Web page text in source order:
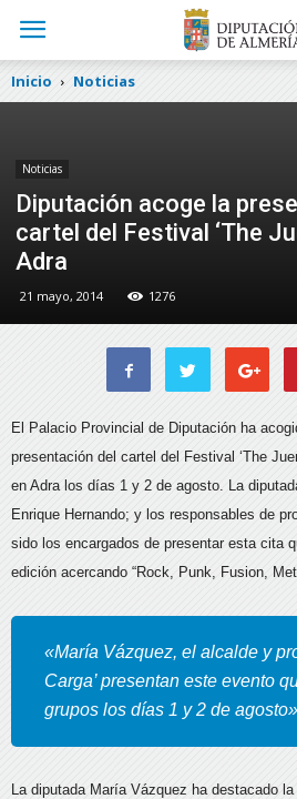
Inicio Noticias
Noticias
Diputación acoge la
cartel del Festival ‘The
Adra
21 mayo, 2014 1276
El Palacio Provincial de Diputación ha
presentación del cartel del Festival ‘The
en Adra los días 1 y 2 de agosto. La
Enrique Hernando; y los responsables de
sido los encargados de presentar esta cita
edición acercando “Rock, Punk, Fusion,
«María Vázquez, el alcalde y
Carga’ presentan este evento
grupos los días 1 y 2 de agosto»
La diputada María Vázquez ha destacado